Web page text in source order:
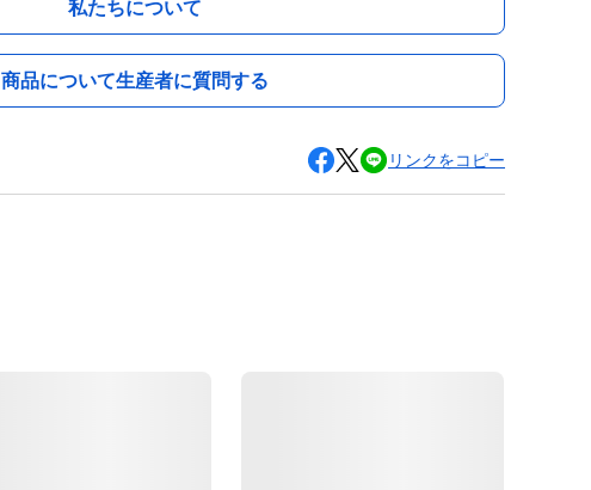
私たちについて
商品について生産者に質問する
リンクをコピー